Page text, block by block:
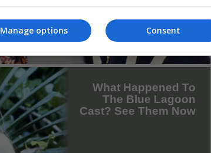
Consent
Manage options